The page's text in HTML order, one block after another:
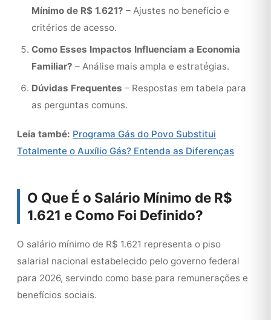
Mínimo de R$ 1.621? – Ajustes no benefício e
critérios de acesso.
Como Esses Impactos Influenciam a Economia
Familiar? – Análise mais ampla e estratégias.
Dúvidas Frequentes – Respostas em tabela para
as perguntas comuns.
Leia també: Programa Gás do Povo Substitui
Totalmente o Auxílio Gás? Entenda as Diferenças
O Que É o Salário Mínimo de R$
1.621 e Como Foi Definido?
O salário mínimo de R$ 1.621 representa o piso
salarial nacional estabelecido pelo governo federal
para 2026, servindo como base para remunerações e
benefícios sociais.